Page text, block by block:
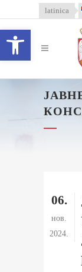
Open toolbar
latinica
06.
нов.
2024.